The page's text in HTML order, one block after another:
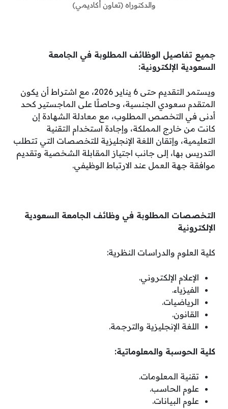
والدكتوراه (تعاون أكاديمي)
جميع تفاصيل الوظائف المطلوبة في الجامعة
السعودية الإلكترونية:
ويستمر التقديم حتى 6 يناير 2026، مع اشتراط أن يكون
المتقدم سعودي الجنسية، وحاصلًا على الماجستير كحد
أدنى في التخصص المطلوب، مع معادلة الشهادة إن
كانت من خارج المملكة، وإجادة استخدام التقنية
التعليمية، وإتقان اللغة الإنجليزية للتخصصات التي تتطلب
التدريس بها، إلى جانب اجتياز المقابلة الشخصية وتقديم
موافقة جهة العمل عند الارتباط الوظيفي.
التخصصات المطلوبة في وظائف الجامعة السعودية
الإلكترونية
كلية العلوم والدراسات النظرية:
الإعلام الإلكتروني.
الفيزياء.
الرياضيات.
القانون.
اللغة الإنجليزية والترجمة.
كلية الحوسبة والمعلوماتية:
تقنية المعلومات.
علوم الحاسب.
علوم البيانات.